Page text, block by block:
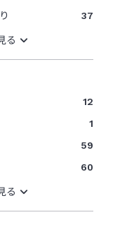
37
12
1
59
60